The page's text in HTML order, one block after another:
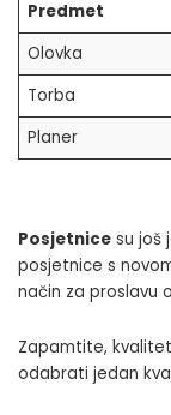
Predmet
Olovka
Torba
Planer
Posjetnice su još
posjetnice s
način za proslavu
Zapamtite,
odabrati jedan